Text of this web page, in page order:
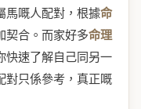
馬嘅人配對，根據命
契合。而家好多命理
快速了解自己同另一
對只係參考，真正嘅